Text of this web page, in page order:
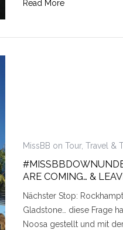
Read More
MissBB on Tour, Travel &
ARE COMING… &
Nächster Stop:
Gladstone… diese Frage
Noosa gestellt und mit